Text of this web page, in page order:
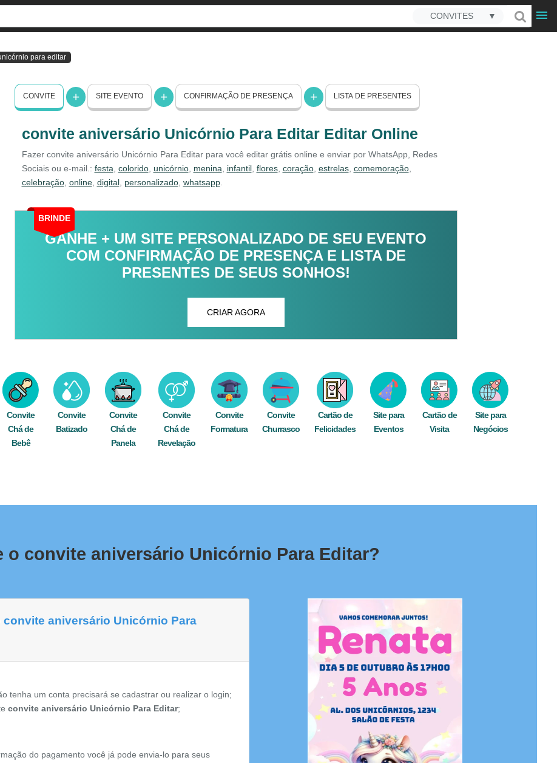
CONVITES ▼
para editar
CONVITE SITE EVENTO CONFIRMAÇÃO DE PRESENÇA LISTA DE PRESENTES
convite aniversário Unicórnio Para Editar Editar Online
Fazer convite aniversário Unicórnio Para Editar para você editar grátis online e enviar por WhatsApp, Redes
Sociais ou e-mail.: festa colorido, unicórnio, menina infantil, flores, coração, estrelas, comemoração,
celebração, online, digital, personalizado, whatsapp.
BRINDE
GANHE + UM SITE PERSONALIZADO DE SEU EVENTO
COM CONFIRMAÇÃO DE PRESENÇA E LISTA DE
PRESENTES DE SEUS SONHOS!
CRIAR AGORA
Convite
Chá de
Bebê
Convite
Batizado
Convite
Chá de
Panela
Convite
Chá de
Revelação
Convite
Formatura
Convite
Churrasco
Cartão de
Felicidades
Site para
Eventos
Cartão de
Visita
Site para
Negócios
convite aniversário Unicórnio Para Editar?
aniversário Unicórnio Para
tenha um conta precisará se cadastrar ou realizar o login;
convite aniversário Unicórnio Para Editar;
do pagamento você já pode envia-lo para seus